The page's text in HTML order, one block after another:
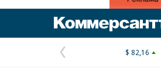
Предыдущая
$ 82,16